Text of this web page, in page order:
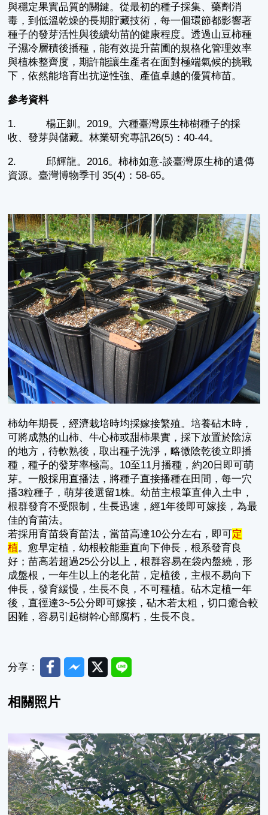
與穩定果實品質的關鍵。從最初的種子採集、藥劑消
毒，到低溫乾燥的長期貯藏技術，每一個環節都影響著
種子的發芽活性與後續幼苗的健康程度。透過山豆柿種
子濕冷層積後播種，能有效提升苗圃的規格化管理效率
與植株整齊度，期許能讓生產者在面對極端氣候的挑戰
下，依然能培育出抗逆性強、產值卓越的優質柿苗。
參考資料
1. 楊正釧。2019。六種臺灣原生柿樹種子的採
收、發芽與儲藏。林業研究專訊26(5)：40-44。
2. 邱輝龍。2016。柿柿如意-談臺灣原生柿的遺傳
資源。臺灣博物季刊 35(4)：58-65。
柿幼年期長，經濟栽培時均採嫁接繁殖。培養砧木時，
可將成熟的山柿、牛心柿或甜柿果實，採下放置於陰涼
的地方，待軟熟後，取出種子洗淨，略微陰乾後立即播
種，種子的發芽率極高。10至11月播種，約20日即可萌
芽。一般採用直播法，將種子直接播種在田間，每一穴
播3粒種子，萌芽後選留1株。幼苗主根筆直伸入土中，
根群發育不受限制，生長迅速，經1年後即可嫁接，為最
佳的育苗法。
若採用育苗袋育苗法，當苗高達10公分左右，即可定
植。愈早定植，幼根較能垂直向下伸長，根系發育良
好；苗高若超過25公分以上，根群容易在袋內盤繞，形
成盤根，一年生以上的老化苗，定植後，主根不易向下
伸長，發育緩慢，生長不良，不可種植。砧木定植一年
後，直徑達3~5公分即可嫁接，砧木若太粗，切口癒合較
困難，容易引起樹幹心部腐朽，生長不良。
分享： FacebookMessenger
TwitterLine
相關照片